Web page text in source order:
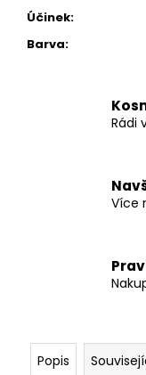
Účinek:
Barva:
Rádi
Více
Popis